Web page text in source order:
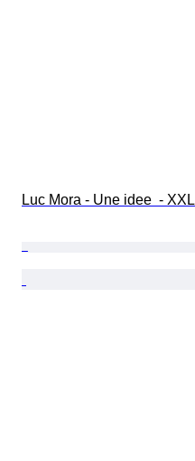
Luc Mora - Une idee  - XXL